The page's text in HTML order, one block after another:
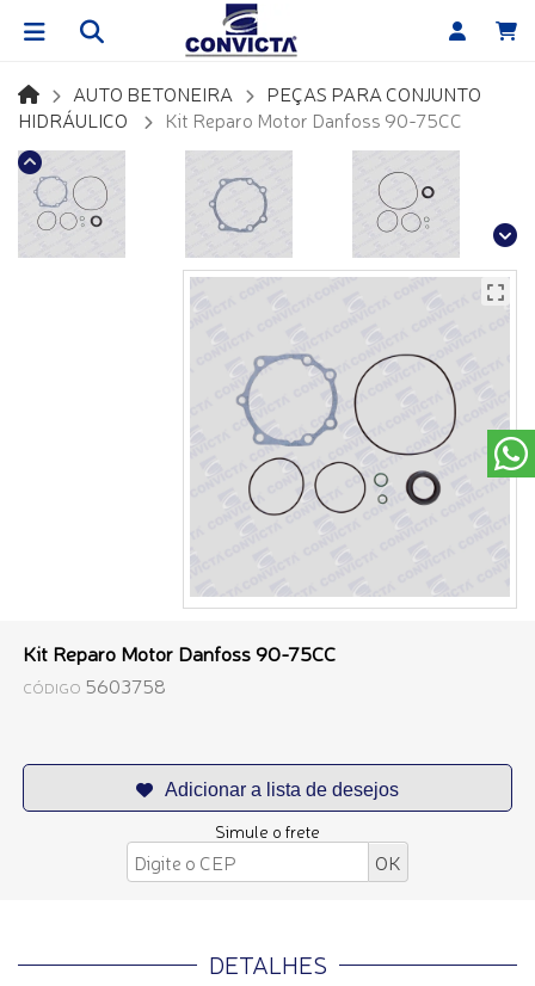
AUTO BETONEIRA
PEÇAS PARA CONJUNTO
HIDRÁULICO
Kit Reparo Motor Danfoss 90-75CC
Kit Reparo Motor Danfoss 90-75CC
CÓDIGO 5603758
Simule o frete
DETALHES